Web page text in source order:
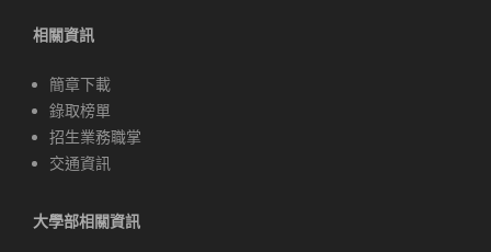
相關資訊
簡章下載
錄取榜單
招生業務職掌
交通資訊
大學部相關資訊